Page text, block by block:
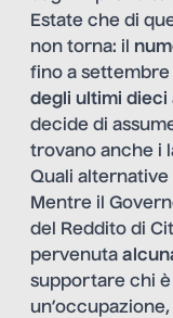
Estate che di
non torna: il
fino a settembre
degli ultimi dieci
decide di
trovano anche i
Quali alternative
Mentre il
del Reddito di
pervenuta
supportare chi